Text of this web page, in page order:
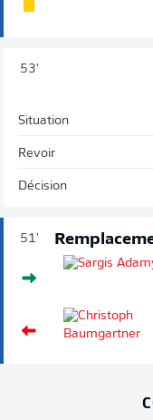
53'
Situation
Revoir
Décision
51'